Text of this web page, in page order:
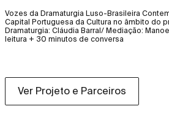
Vozes da Dramaturgia Luso-Brasileira
Capital Portuguesa da Cultura no âmbito do
Dramaturgia: Cláudia Barral/ Mediação:
leitura + 30 minutos de conversa
Ver Projeto e Parceiros